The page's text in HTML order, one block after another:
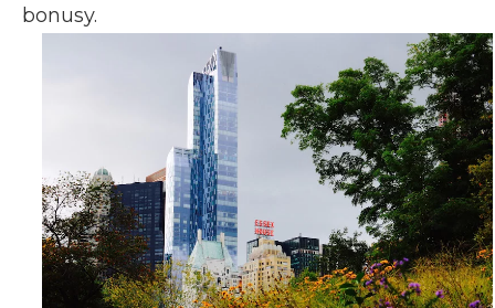
bonusy.